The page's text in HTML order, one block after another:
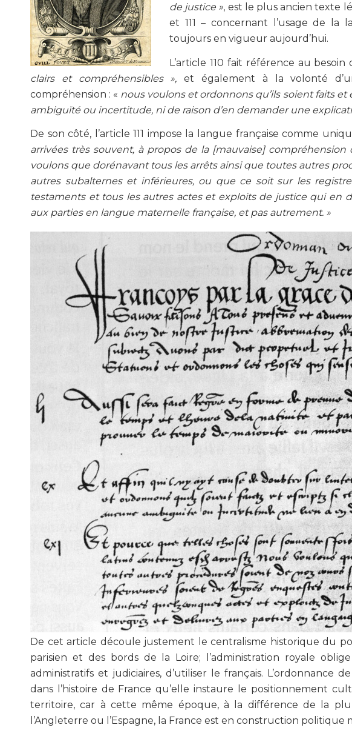
de justice », est le plus ancien texte
et 111 – concernant l’usage de la
toujours en vigueur aujourd’hui.
L’article 110 fait référence au besoin
clairs et compréhensibles »,et également à la volonté
compréhension : « nous voulons et ordonnons qu’ils soient faits
ambiguïté ou incertitude, ni de raison d’en demander une
De son côté, l’article 111 impose la langue française comme
arrivées très souvent, à propos de la [mauvaise]
voulons que dorénavant tous les arrêts ainsi que toutes autres
autres subalternes et inférieures, ou que ce soit sur les
testaments et tous les autres actes et exploits de justice qui en
aux parties en langue maternelle française, et pas autrement. »
De cet article découle justement le centralisme historique du
parisien et des bords de la Loire; l’administration royale
administratifs et judiciaires, d’utiliser le français. L’ordonnance
dans l’histoire de France qu’elle instaure le positionnement
territoire, car à cette même époque, à la différence de la
l’Angleterre ou l’Espagne, la France est en construction politique